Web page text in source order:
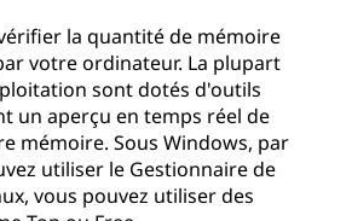
la quantité de mémoire
votre ordinateur. La plupart
sont dotés d'outils
un aperçu en temps réel de
mémoire. Sous Windows, par
utiliser le Gestionnaire de
vous pouvez utiliser des